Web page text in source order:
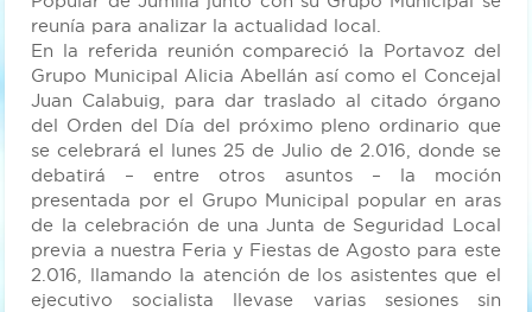
reunía para analizar la actualidad local.
En la referida reunión compareció la Portavoz del
Grupo Municipal Alicia Abellán así como el Concejal
Juan Calabuig, para dar traslado al citado órgano
del Orden del Día del próximo pleno ordinario que
se celebrará el lunes 25 de Julio de 2.016, donde se
debatirá – entre otros asuntos – la moción
presentada por el Grupo Municipal popular en aras
de la celebración de una Junta de Seguridad Local
previa a nuestra Feria y Fiestas de Agosto para este
2.016, llamando la atención de los asistentes que el
ejecutivo socialista llevase varias sesiones sin